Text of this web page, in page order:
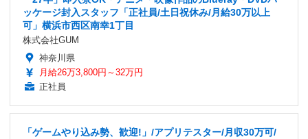
ッケージ封入スタッフ「正社員/土日祝休み/月給30万以上
可」横浜市西区南幸1丁目
株式会社GUM
神奈川県
月給26万3,800円～32万円
正社員
「ゲームやり込み勢、歓迎!」/アプリテスター/月収30万可/